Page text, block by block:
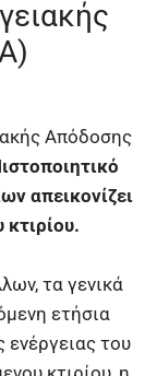
Απόδοσης
απεικονίζει
τα γενικά
ετήσια
του